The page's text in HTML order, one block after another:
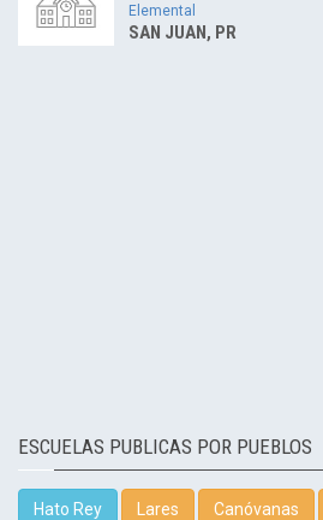
Elemental
SAN JUAN, PR
ESCUELAS PUBLICAS POR PUEBLOS
Hato Rey Lares Canóvanas